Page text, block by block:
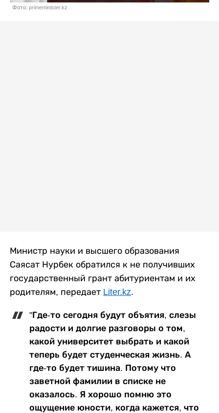
Фото: primeminister.kz
Министр науки и высшего образования
Саясат Нурбек обратился к не получивших
государственный грант абитуриентам и их
родителям, передает Liter.kz.
"Где-то сегодня будут объятия, слезы
радости и долгие разговоры о том,
какой университет выбрать и какой
теперь будет студенческая жизнь. А
где-то будет тишина. Потому что
заветной фамилии в списке не
оказалось. Я хорошо помню это
ощущение юности, когда кажется, что